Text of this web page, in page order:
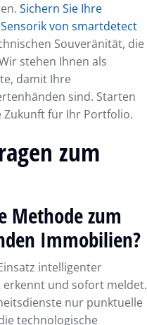
Sichern Sie Ihre
von smartdetect
Souveränität, die
stehen Ihnen als
damit Ihre
sind. Starten
Zukunft für Ihr Portfolio.
zum
Methode zum
Immobilien?
intelligenter
erkennt und sofort meldet.
nur punktuelle
technologische